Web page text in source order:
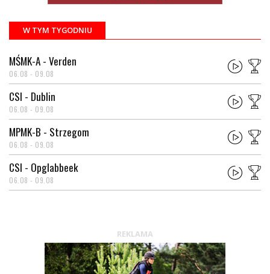
W TYM TYGODNIU
MŚMK-A - Verden
06.08 - 09.08
CSI - Dublin
06.08 - 09.08
MPMK-B - Strzegom
06.08 - 09.08
CSI - Opglabbeek
06.08 - 09.08
REKLAMA